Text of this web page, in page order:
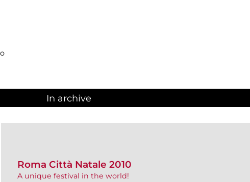
In archive
Roma Città Natale 2010
A unique festival in the world!